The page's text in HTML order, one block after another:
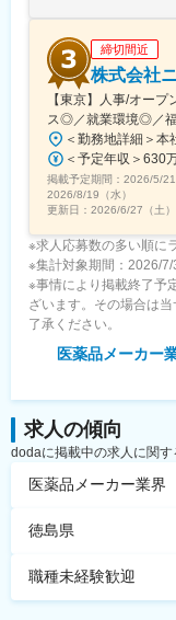
■働き方：
・土日祝休み／
・有給休暇取得
・「くるみん」
■各種手当・福利
・社宅制度あり
・日当あり（別途
変更の範囲：会
締切間近
株式会社
【東京】人事/オー
ス◎／就業環境◎／
掲載予定期間： 2026/5/21
2026/8/19（水）
更新日： 2026/6/27（土）
※求人応募数の多い順に
※集計対象期間：2026/7/
※事情により掲載終了予
ざいます。その場合は
了承ください。
医薬品メーカー
求人の傾向
dodaに掲載中の求人に関す
医薬品メーカー業界
徳島県
職種未経験歓迎